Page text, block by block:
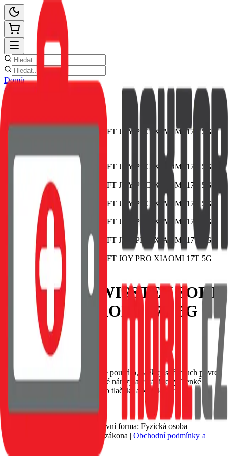
Domů
Ceník oprav
Zpět
POUZDRO SWISSTEN SOFT
JOY PRO XIAOMI 17T 5G
ČERNÉ
8595217497887
SWISSTEN Soft Joy silikonové pouzdro, Měkký soft-touch povrch
příjemný na dotek, Tlumí drobné nárazy a chrání rohy, Tenké
provedení s přesnými výřezy pro tlačítka a konektory.
Nedostupné
119 Kč
Petr Matyáš, IČ: 00705331, Právní forma: Fyzická osoba
podnikající dle živnostenského zákona | Obchodní podmínky a
ochrana osobních údajů